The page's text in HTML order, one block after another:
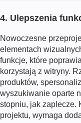
4. Ulepszenia
Nowoczesne
elementach
funkcje, które
korzystają z witryny.
produktów,
wyszukiwanie oparte
stopniu, jak zaplecze.
projektu, wymaga